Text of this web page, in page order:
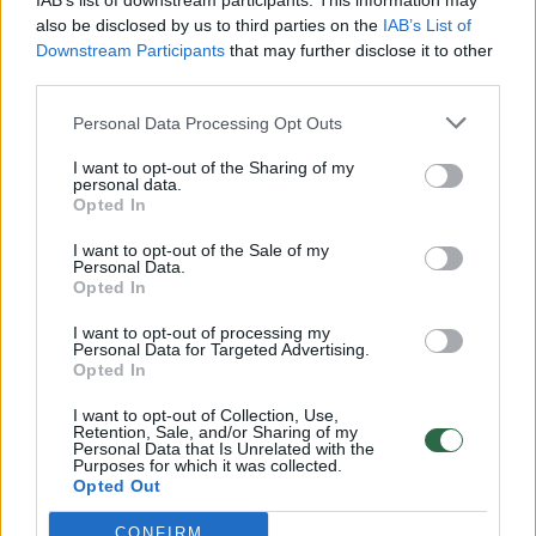
also be disclosed by us to third parties on the IAB’s List of
Downstream Participants that may further disclose it to other
Personal Data Processing Opt Outs
I want to opt-out of the Sharing of my
personal data.
Opted In
I want to opt-out of the Sale of my
Personal Data.
Opted In
I want to opt-out of processing my
Personal Data for Targeted Advertising.
Opted In
I want to opt-out of Collection, Use,
Retention, Sale, and/or Sharing of my
Personal Data that Is Unrelated with the
Purposes for which it was collected.
Opted Out
CONFIRM
vaiko gyvybių išgelbėti nepavyko
Žinios | Lietuvos diena
00:00:57
Savaitės vidurys nusimato karštas: temperatūra kils iki
32 laipsnių šilumos
Žinios | Orai
V. Zalužno pasisakymą laiko bandymu įsitvirtinti
Laidos | Nauja diena
00:00:59
Nufilmavo, kaip patvino Vilniaus Vakarinis aplinkkelis:
vaizdas pribloškia